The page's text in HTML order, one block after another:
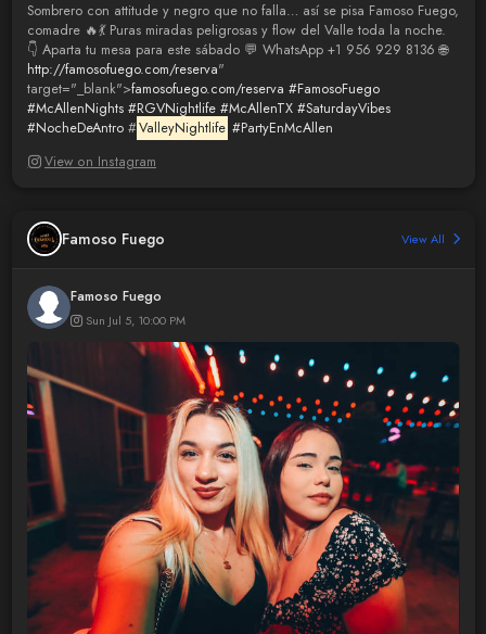
Sombrero con attitude y negro que no falla… así se pisa Famoso Fuego,
comadre 🔥💃 Puras miradas peligrosas y flow del Valle toda la noche.
👇 Aparta tu mesa para este sábado 💬 WhatsApp +1 956 929 8136 🌐
http://famosofuego.com/reserva"
target="_blank">famosofuego.com/reserva #FamosoFuego
#McAllenNights #RGVNightlife #McAllenTX #SaturdayVibes
#NocheDeAntro#ValleyNightlife #PartyEnMcAllen
View on Instagram
Famoso Fuego View All
Famoso Fuego
Sun Jul 5, 10:00 PM